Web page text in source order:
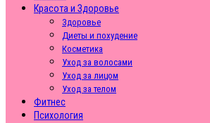
Красота и Здоровье
Здоровье
Диеты и похудение
Косметика
Уход за волосами
Уход за лицом
Уход за телом
Фитнес
Психология